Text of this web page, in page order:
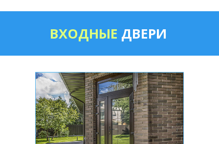
ВХОДНЫЕ ДВЕРИ